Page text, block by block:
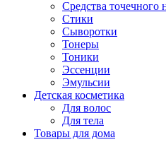
Средства точечного
Стики
Сыворотки
Тонеры
Тоники
Эссенции
Эмульсии
Детская косметика
Для волос
Для тела
Товары для дома